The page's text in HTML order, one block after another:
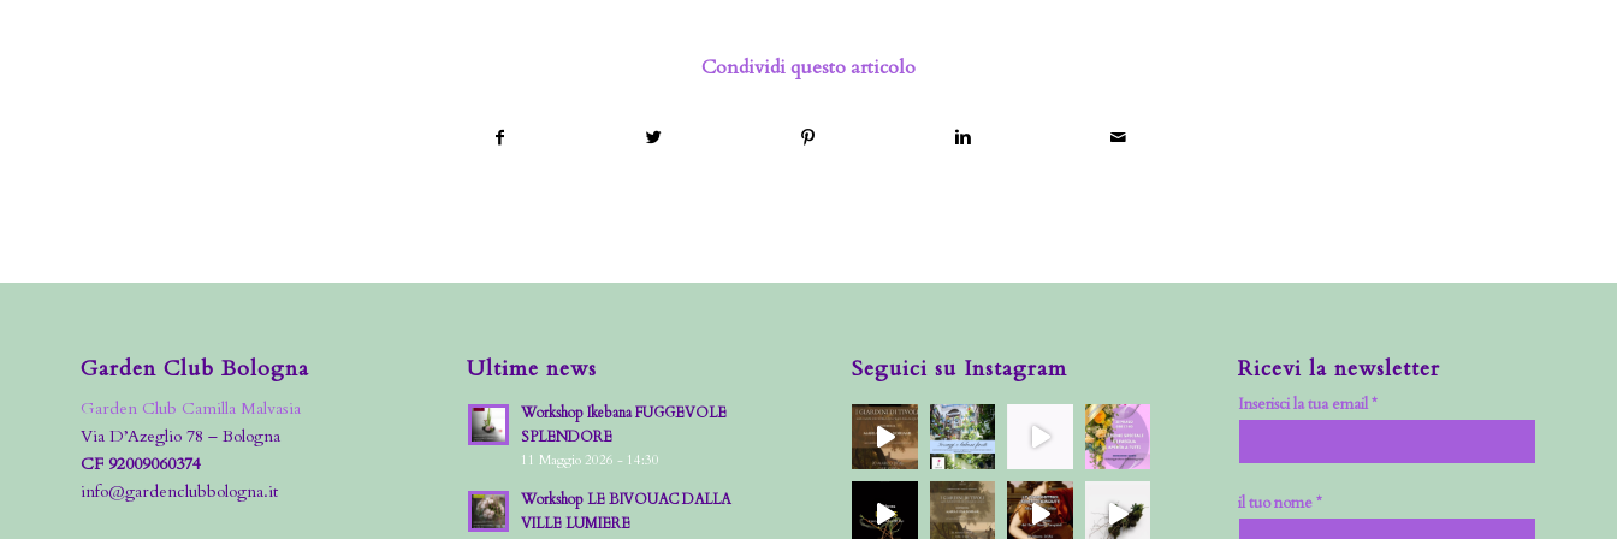
Condividi questo articolo
Garden Club Bologna
Garden Club Camilla Malvasia
Via D’Azeglio 78 – Bologna
CF 92009060374
info@gardenclubbologna.it
Ultime news
Workshop Ikebana FUGGEVOLE
SPLENDORE
11 Maggio 2026 - 14:30
Workshop LE BIVOUAC DALLA
VILLE LUMIERE
Seguici su Instagram Ricevi la newsletter
Inserisci la tua email *
il tuo nome *